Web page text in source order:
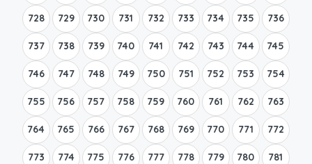
728 729 730 731 732 733 734 735 736
737 738 739 740 741 742 743 744 745
746 747 748 749 750 751 752 753 754
755 756 757 758 759 760 761 762 763
764 765 766 767 768 769 770 771 772
773 774 775 776 777 778 779 780 781